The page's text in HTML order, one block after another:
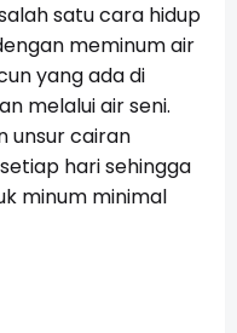
satu cara hidup
meminum air
yang ada di
melalui air seni.
unsur cairan
hari sehingga
minum minimal